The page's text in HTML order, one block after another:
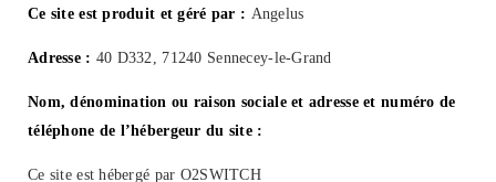
Ce site est produit et géré par : Angelus
Adresse : 40 D332, 71240 Sennecey-le-Grand
Nom, dénomination ou raison sociale et adresse et numéro de
téléphone de l’hébergeur du site :
Ce site est hébergé par O2SWITCH